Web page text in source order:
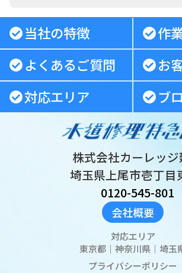
株式会社カーレッ
埼玉県上尾市壱丁目
0120-545-801
会社概要
当社の特徴
作
よくあるご質問
お
対応エリア
ブ
対応エリア
東京都 ｜ 神奈川県 ｜ 埼玉
プライバシーポリシー